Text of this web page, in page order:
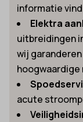
informatie
Elektra
uitbreidingen
wij
hoogwaardige
acute